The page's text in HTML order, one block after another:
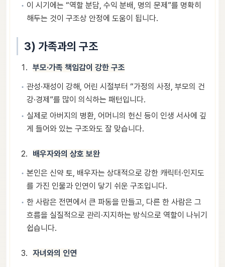
이 시기에는 “역할 분담, 수익 분배, 명의 문제”를 명확히
해두는 것이 구조상 안정에 도움이 됩니다.
3) 가족과의 구조
부모·가족 책임감이 강한 구조
관성·재성이 강해, 어린 시절부터 “가정의 사정, 부모의 건
강·경제”를 많이 의식하는 패턴입니다.
실제로 아버지의 병환, 어머니의 헌신 등이 인생 서사에 깊
게 들어와 있는 구조와도 잘 맞습니다.
배우자와의 상호 보완
본인은 신약 토, 배우자는 상대적으로 강한 캐릭터·인지도
를 가진 인물과 인연이 닿기 쉬운 구조입니다.
한 사람은 전면에서 큰 파동을 만들고, 다른 한 사람은 그
흐름을 실질적으로 관리·지지하는 방식으로 역할이 나뉘기
쉽습니다.
자녀와의 인연